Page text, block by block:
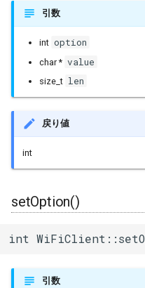
引数
int option
char * value
size_t len
戻り値
int
setOption()
int
引数